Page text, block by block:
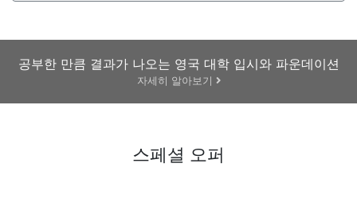
[신촌지사] UCL 파운데이션 UPCH 합격학생
공부한 만큼 결과가 나오는 영국 대학 입시와 파운데이션
자세히 알아보기
스페셜 오퍼